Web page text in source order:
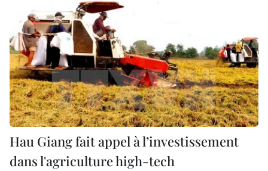
Hau Giang fait appel à l’investissement
dans l'agriculture high-tech